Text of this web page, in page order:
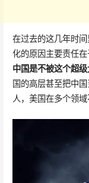
在过去的这几年时
化的原因主要责任在
中国是不被这个超级
国的高层甚至把中
人，美国在多个领域